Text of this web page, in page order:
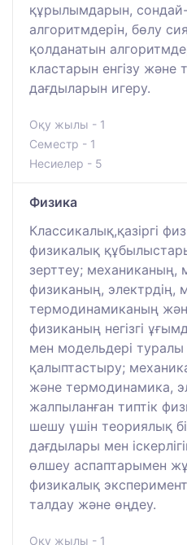
құрылымдарын,
алгоритмдерін, бөлу
қолданатын
кластарын енгізу және
дағдыларын игеру.
Оқу жылы - 1
Семестр - 1
Несиелер - 5
Физика
Классикалық,қазіргі
физикалық
зерттеу; механиканың,
физиканың, электрдің,
термодинамиканың
физиканың негізгі
мен модельдері туралы
қалыптастыру;
және термодинамика,
жалпыланған типтік
шешу үшін теориялық
дағдылары мен
өлшеу аспаптарымен
физикалық
талдау және өңдеу.
Оқу жылы - 1